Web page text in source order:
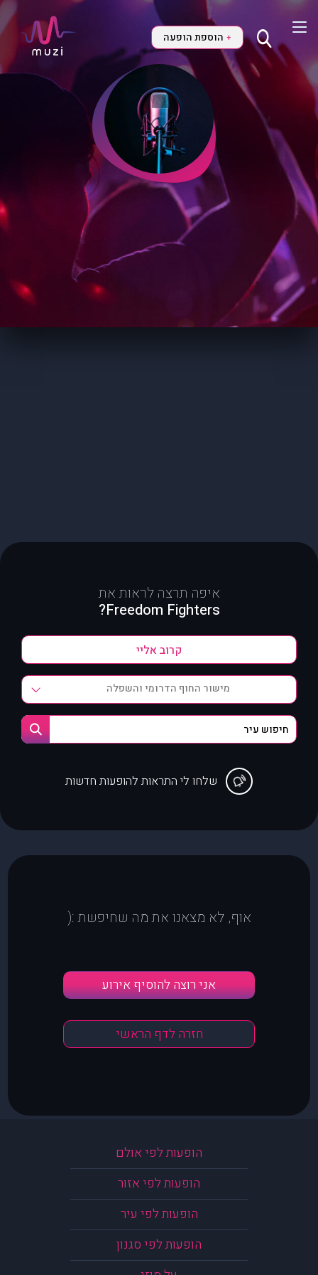
+ הוספת הופעה
איפה תרצה לראות את
Freedom Fighters?
מישור החוף הדרומי והשפלה
שלחו לי התראות להופעות חדשות
אוף, לא מצאנו את מה שחיפשת :(
אני רוצה להוסיף אירוע
חזרה לדף הראשי
הופעות לפי אולם
הופעות לפי אזור
הופעות לפי עיר
הופעות לפי סגנון